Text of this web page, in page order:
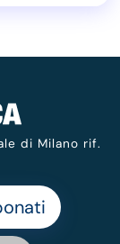
di Milano rif.